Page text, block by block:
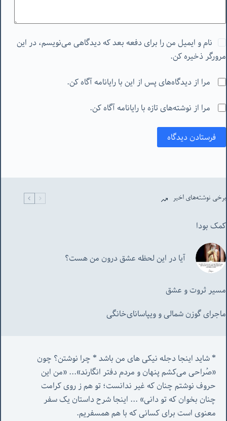
نام و ایمیل من را برای دفعه بعد که دیدگاهی می‌نویسم، در این
مرورگر ذخیره کن.
مرا از دیدگاه‌های پس از این با رایانامه آگاه کن.
مرا از نوشته‌های تازه با رایانامه آگاه کن.
فرستادن دیدگاه
برخی نوشته‌های اخیر
کمک بودا
آیا در این لحظه عشق درون من هست؟
مسیر ثروت و عشق
ماجرای گوزن شمالی و‌ ویپاسانای‌خانگی
«صُراحی می‌کشم پنهان‌ و مردم‌ دفتر انگارند»... «
چنان بخوان که تو دانی» ...
معنوی است برای کسانی که با هم همسفریم.